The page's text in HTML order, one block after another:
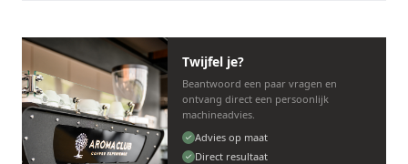
Twijfel je?
Beantwoord een paar vragen en
ontvang direct een persoonlijk
machineadvies.
Advies op maat
Direct resultaat